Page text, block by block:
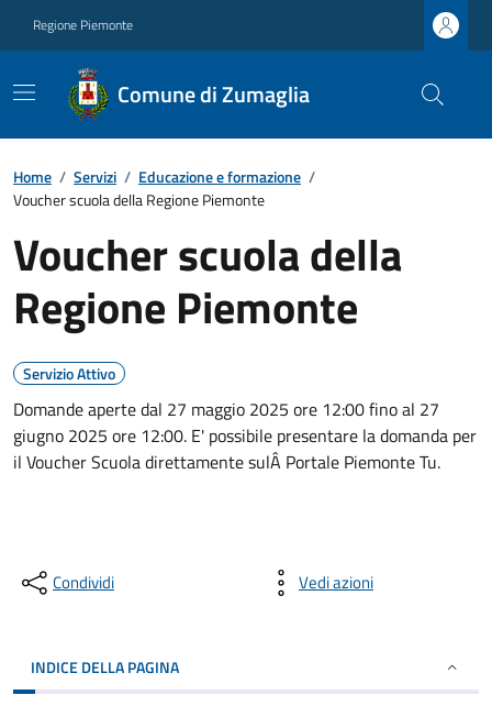
Regione Piemonte
Comune di Zumaglia
Home / Servizi / Educazione e formazione /
Voucher scuola della Regione Piemonte
Voucher scuola della
Regione Piemonte
Servizio Attivo
Domande aperte dal 27 maggio 2025 ore 12:00 fino al 27
giugno 2025 ore 12:00. E' possibile presentare la domanda per
il Voucher Scuola direttamente sulÂ Portale Piemonte Tu.
Condividi Vedi azioni
INDICE DELLA PAGINA